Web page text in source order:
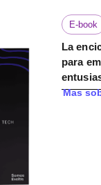
E-book
La
para
Mas